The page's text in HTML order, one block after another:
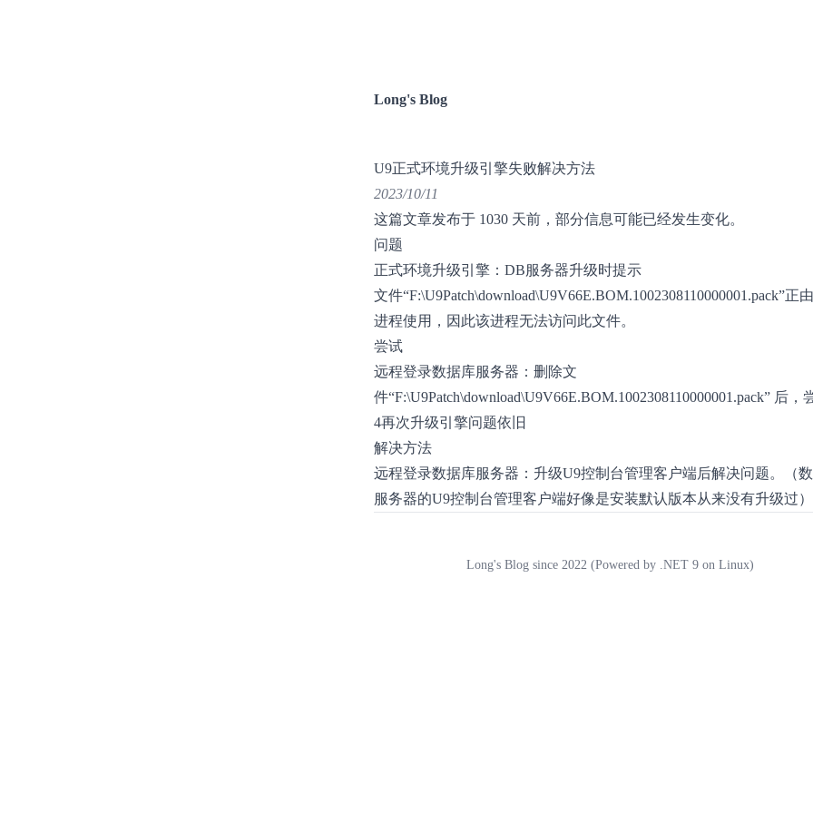
Long's Blog
U9正式环境升级引擎失败解决方法
2023/10/11
这篇文章发布于 1030 天前，部分信息可能已经发生变化。
问题
正式环境升级引擎：DB服务器升级时提示
文件“F:\U9Patch\download\U9V66E.BOM.1002308110000001.pack”正
进程使用，因此该进程无法访问此文件。
尝试
远程登录数据库服务器：删除文
件“F:\U9Patch\download\U9V66E.BOM.1002308110000001.pack” 后，
4再次升级引擎问题依旧
解决方法
远程登录数据库服务器：升级U9控制台管理客户端后解决问题。（
服务器的U9控制台管理客户端好像是安装默认版本从来没有升级过）
Long's Blog since 2022 (Powered by .NET 9 on Linux)